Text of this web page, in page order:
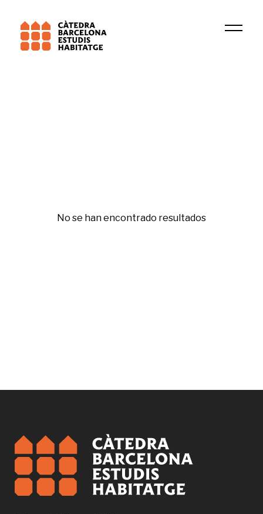
No se han encontrado resultados